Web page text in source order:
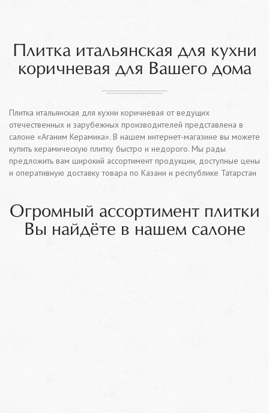
Плитка итальянская для кухни
коричневая для Вашего дома
Плитка итальянская для кухни коричневая от ведущих
отечественных и зарубежных производителей представлена в
салоне «Аганим Керамика». В нашем интернет-магазине вы можете
купить керамическую плитку быстро и недорого. Мы рады
предложить вам широкий ассортимент продукции, доступные цены
и оперативную доставку товара по Казани и республике Татарстан
Огромный ассортимент плитки
Вы найдёте в нашем салоне